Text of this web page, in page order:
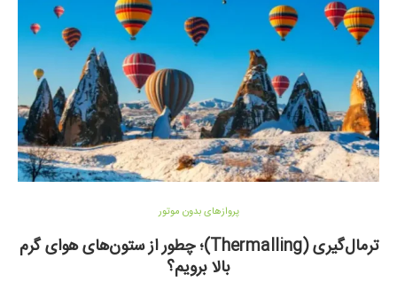
پروازهای بدون موتور
ترمال‌گیری (Thermalling)؛ چطور از ستون‌های هوای گرم
بالا برویم؟